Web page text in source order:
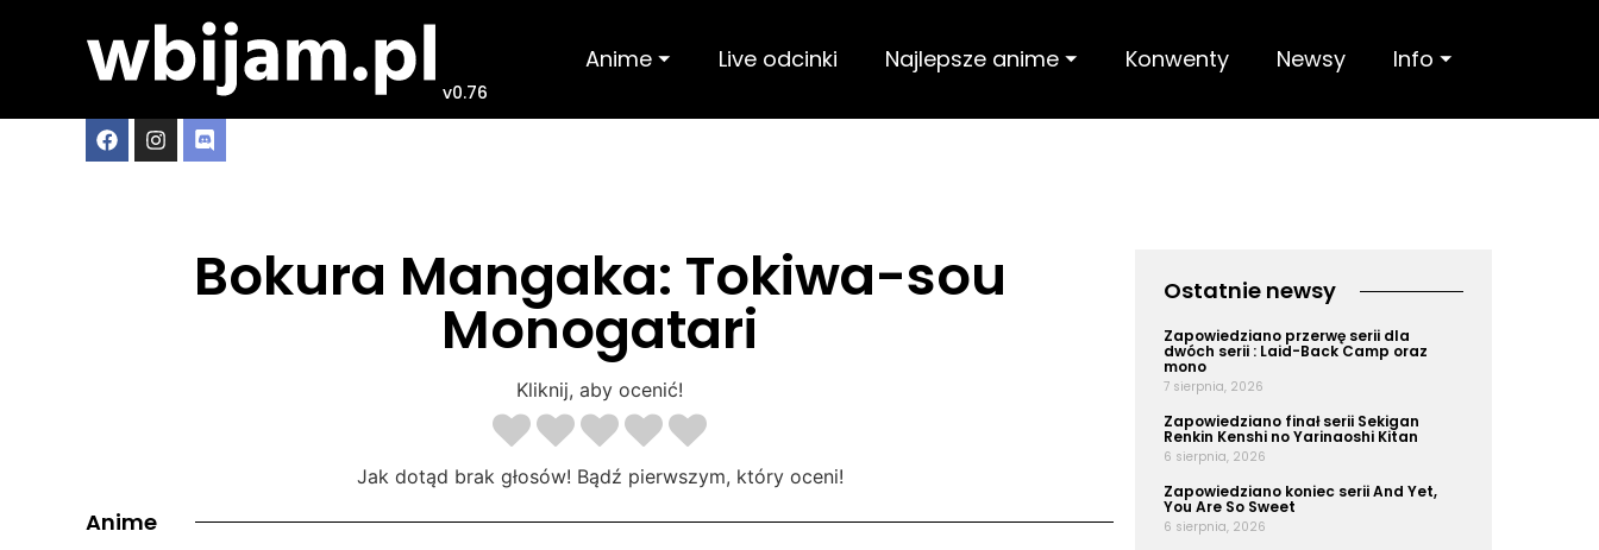
v0.76
Anime ⏷ Live odcinki Najlepsze anime ⏷ Konwenty Newsy Info ⏷
Bokura Mangaka: Tokiwa-sou
Monogatari
Kliknij, aby ocenić!
Jak dotąd brak głosów! Bądź pierwszym, który oceni!
Anime
Ostatnie newsy
Zapowiedziano przerwę serii dla
dwóch serii : Laid-Back Camp oraz
mono
7 sierpnia, 2026
Zapowiedziano finał serii Sekigan
Renkin Kenshi no Yarinaoshi Kitan
6 sierpnia, 2026
Zapowiedziano koniec serii And Yet,
You Are So Sweet
6 sierpnia, 2026